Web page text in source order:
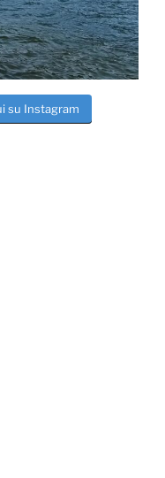
su Instagram